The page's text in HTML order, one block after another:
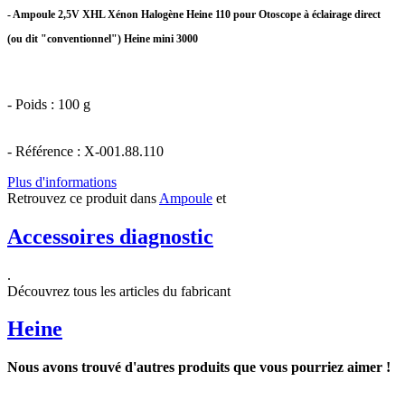
- Ampoule 2,5V XHL Xénon Halogène Heine 110 pour Otoscope à éclairage direct
(ou dit "conventionnel") Heine mini 3000
- Poids : 100 g
- Référence : X-001.88.110
Plus d'informations
Retrouvez ce produit dans Ampoule et
Accessoires diagnostic
.
Découvrez tous les articles du fabricant
Heine
Nous avons trouvé d'autres produits que vous pourriez aimer !